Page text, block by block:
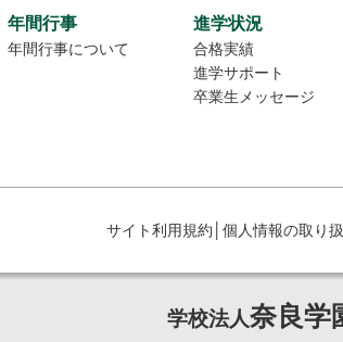
年間行事
年間行事について
進学状況
合格実績
進学サポート
卒業生メッセージ
サイト利用規約 個人情報の取り
学校法人奈良学